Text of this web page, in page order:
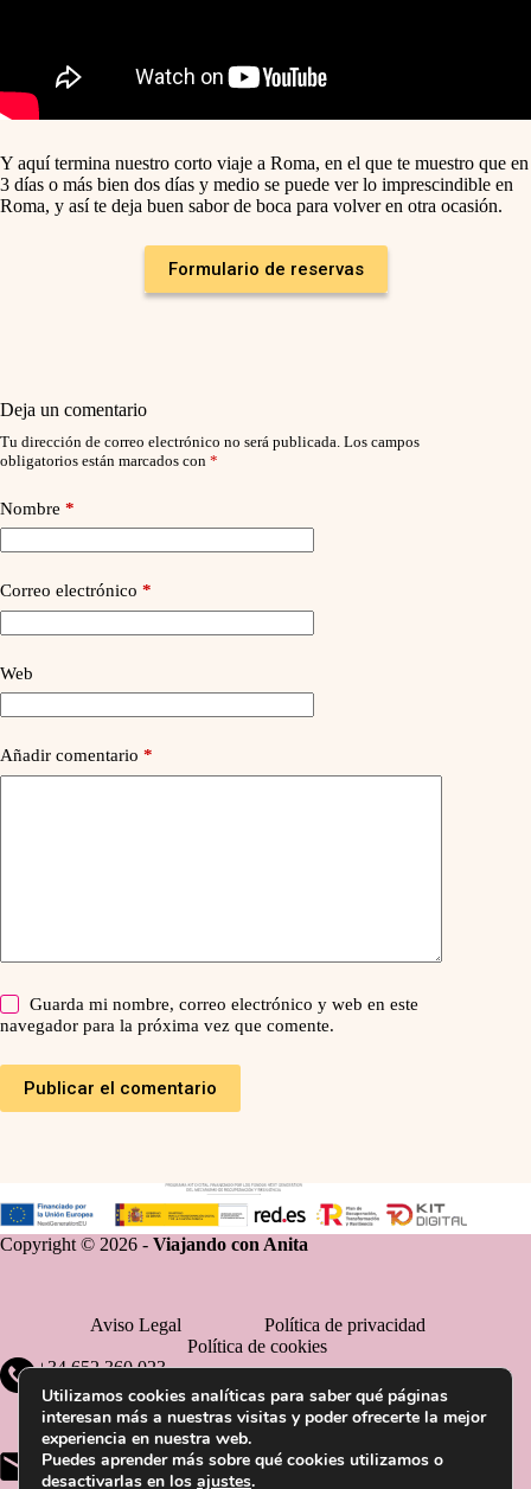
Y aquí termina nuestro corto viaje a Roma, en el que te muestro que en
3 días o más bien dos días y medio se puede ver lo imprescindible en
Roma, y así te deja buen sabor de boca para volver en otra ocasión.
Formulario de reservas
Deja un comentario
Tu dirección de correo electrónico no será publicada. Los campos
obligatorios están marcados con *
Nombre *
Correo electrónico *
Web
Añadir comentario *
Guarda mi nombre, correo electrónico y web en este
navegador para la próxima vez que comente.
Publicar el comentario
Copyright © 2026 - Viajando con Anita
Aviso Legal
Política de privacidad
Política de cookies
+34 652 360 023
hola@viajandoconanita.com
Utilizamos cookies analíticas para saber qué páginas
interesan más a nuestras visitas y poder ofrecerte la mejor
experiencia en nuestra web.
Puedes aprender más sobre qué cookies utilizamos o
desactivarlas en los ajustes.